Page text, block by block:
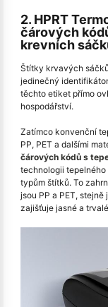
2. HPRT
čárových
krevních
Štítky krvavých
jedinečný
těchto etiket přímo
hospodářství.
Zatímco konvenční
PP, PET a dalšími
čárových kódů s
technologii
typům štítků. To
jsou PP a PET,
zajišťuje jasné a